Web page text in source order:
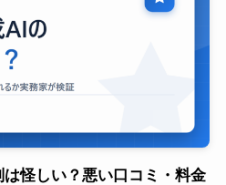
怪しい？悪い口コミ・料金